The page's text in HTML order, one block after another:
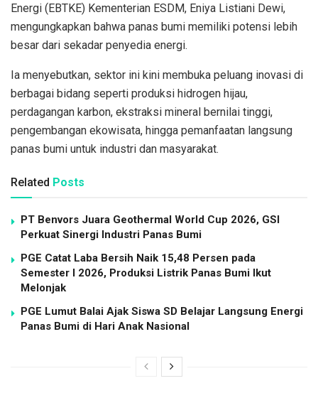
Energi (EBTKE) Kementerian ESDM, Eniya Listiani Dewi,
mengungkapkan bahwa panas bumi memiliki potensi lebih
besar dari sekadar penyedia energi.
Ia menyebutkan, sektor ini kini membuka peluang inovasi di
berbagai bidang seperti produksi hidrogen hijau,
perdagangan karbon, ekstraksi mineral bernilai tinggi,
pengembangan ekowisata, hingga pemanfaatan langsung
panas bumi untuk industri dan masyarakat.
Related Posts
PT Benvors Juara Geothermal World Cup 2026, GSI
Perkuat Sinergi Industri Panas Bumi
PGE Catat Laba Bersih Naik 15,48 Persen pada
Semester I 2026, Produksi Listrik Panas Bumi Ikut
Melonjak
PGE Lumut Balai Ajak Siswa SD Belajar Langsung Energi
Panas Bumi di Hari Anak Nasional